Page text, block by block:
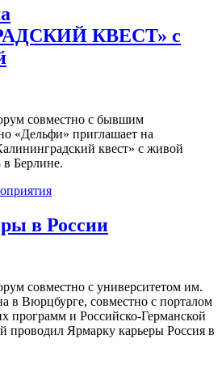
КВЕСТ» с
совместно с бывшим
«Дельфи» приглашает на
квест» с живой
в Берлине.
в России
совместно с университетом им.
в Вюрцбурге, совместно с порталом
программ и Российско-Германской
проводил Ярмарку карьеры Россия в